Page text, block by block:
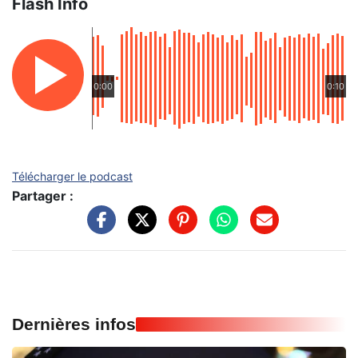
Flash Info
0:00 0:10
Télécharger le podcast
Partager :
Dernières infos